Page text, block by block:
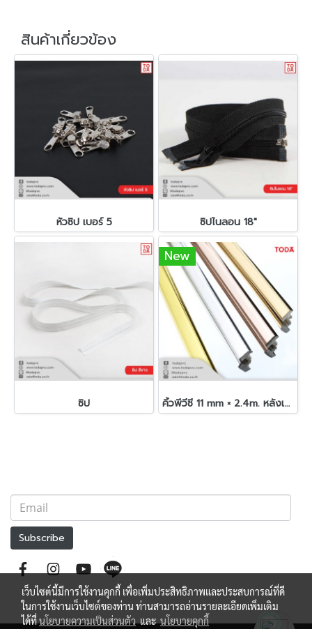
สินค้าเกี่ยวข้อง
หัวซิป เบอร์ 5 ซิปไนลอน 18"
ซิป
New
คิ้วพีวีซี 11 mm × 2.4m. หลังเหลี่ยม_WX
Subscribe
เว็บไซต์นี้มีการใช้งานคุกกี้ เพื่อเพิ่มประสิทธิภาพและประสบการณ์ที่ดี
ในการใช้งานเว็บไซต์ของท่าน ท่านสามารถอ่านรายละเอียดเพิ่มเติม
ได้ที่นโยบายความเป็นส่วนตัวและนโยบายคุกกี้